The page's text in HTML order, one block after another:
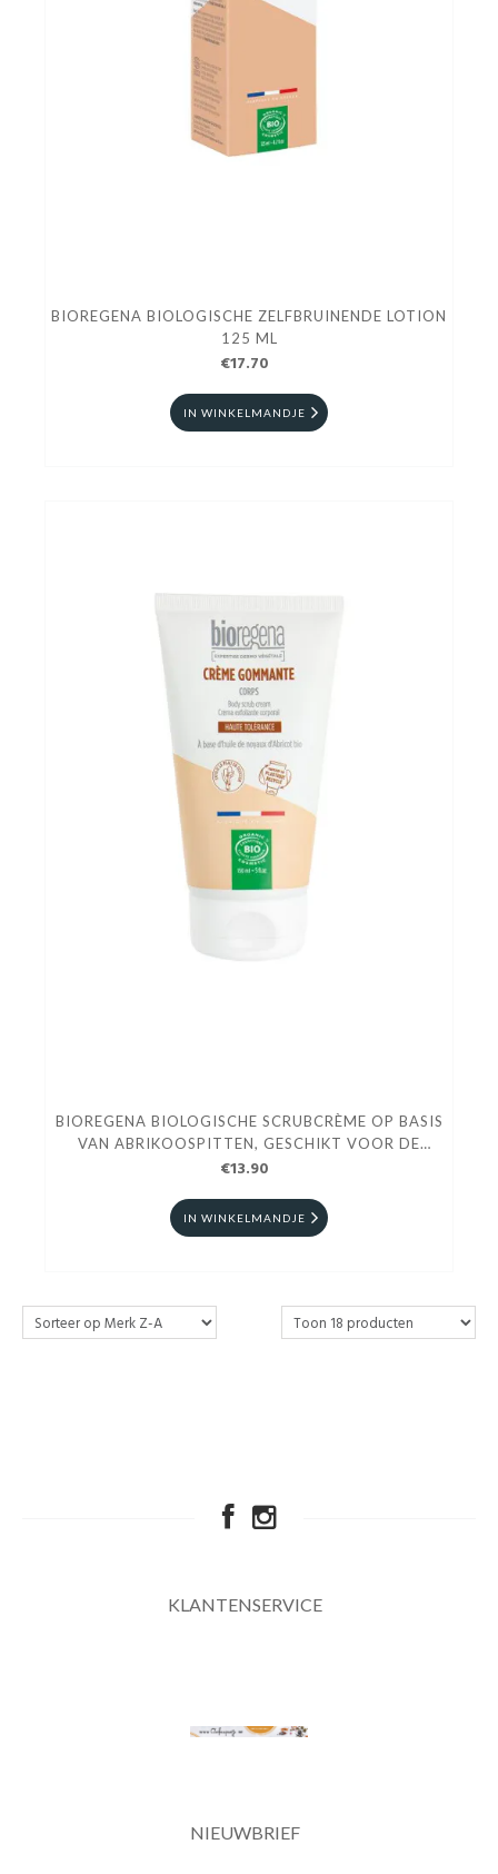
BIOREGENA BIOLOGISCHE ZELFBRUINENDE LOTION
125 ML
€17.70
IN WINKELMANDJE
BIOREGENA BIOLOGISCHE SCRUBCRÈME OP BASIS
VAN ABRIKOOSPITTEN, GESCHIKT VOOR DE
GEVOELIGE HUID 150 ML
€13.90
IN WINKELMANDJE
KLANTENSERVICE
NIEUWBRIEF